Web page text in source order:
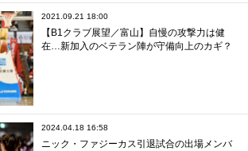
2021.09.21 18:00
【B1クラブ展望／富山】自慢の攻撃力は健
在…新加入のベテラン陣が守備向上のカギ？
2024.04.18 16:58
ニック・ファジーカス引退試合の出場メンバ